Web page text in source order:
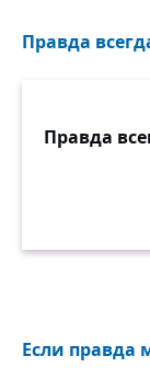
Правда
Правда
Если правда